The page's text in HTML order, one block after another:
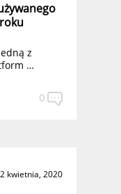
z
…
0
2 kwietnia, 2020